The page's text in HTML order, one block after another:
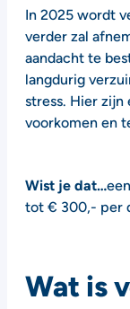
In 2025 wordt
verder zal
aandacht te
langdurig
stress. Hier
voorkomen en
Wist je dat…
tot € 300,- per
Wat is